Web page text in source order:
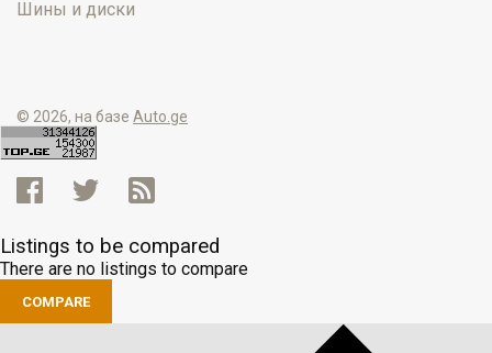
Шины и диски
© 2026, на базе Auto.ge
Listings to be compared
There are no listings to compare
COMPARE